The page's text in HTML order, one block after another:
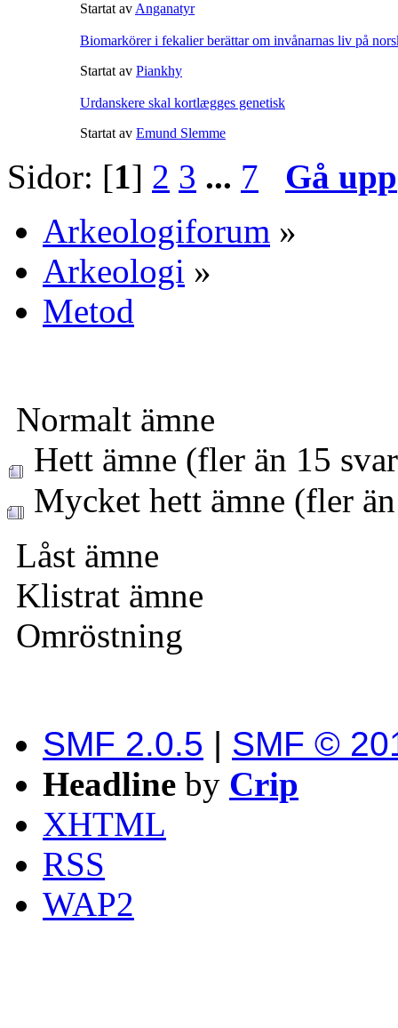
Startat av Anganatyr
Biomarkörer i fekalier berättar om invånarnas liv på
Startat av Piankhy
Urdanskere skal kortlægges genetisk
Startat av Emund Slemme
Sidor: [1] 2 3 ... 7
Gå upp
Arkeologiforum »
Arkeologi »
Metod
Normalt ämne
Hett ämne (fler än 15
Mycket hett ämne (fler
Låst ämne
Klistrat ämne
Omröstning
SMF 2.0.5 | SMF ©
Headline by Crip
XHTML
RSS
WAP2